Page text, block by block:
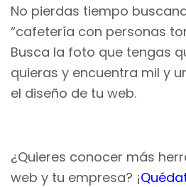
No pierdas tiempo
“cafetería con personas
Busca la foto que tengas
quieras y encuentra mil y
el diseño de tu web.
¿Quieres conocer más
web y tu empresa? ¡